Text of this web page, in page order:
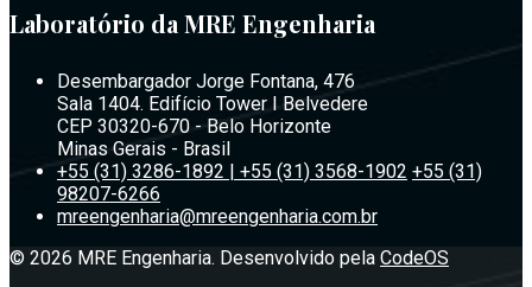
Laboratório da MRE Engenharia
Desembargador Jorge Fontana, 476
Sala 1404. Edifício Tower I Belvedere
CEP 30320-670 - Belo Horizonte
Minas Gerais - Brasil
+55 (31) 3286-1892 | +55 (31) 3568-1902 +55 (31)
98207-6266
mreengenharia@mreengenharia.com.br
© 2026 MRE Engenharia. Desenvolvido pela CodeOS